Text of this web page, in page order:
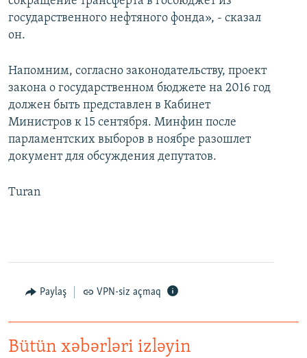
государственного нефтяного фонда», - сказал
он.
Напомним, согласно законодательству, проект
закона о государственном бюджете на 2016 год
должен быть представлен в Кабинет
Министров к 15 сентября. Минфин после
парламентских выборов в ноябре разошлет
документ для обсуждения депутатов.
Turan
Paylaş VPN-siz açmaq
Bütün xəbərləri izləyin